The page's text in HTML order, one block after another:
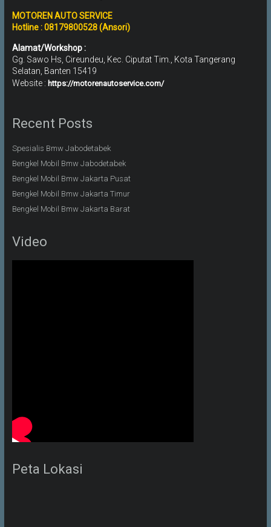
MOTOREN AUTO SERVICE
Hotline : 08179800528 (Ansori)
Alamat/Workshop :
Gg. Sawo Hs, Cireundeu, Kec. Ciputat Tim., Kota Tangerang
Selatan, Banten 15419
Website : https://motorenautoservice.com/
Recent Posts
Spesialis Bmw Jabodetabek
Bengkel Mobil Bmw Jabodetabek
Bengkel Mobil Bmw Jakarta Pusat
Bengkel Mobil Bmw Jakarta Timur
Bengkel Mobil Bmw Jakarta Barat
Video
Peta Lokasi